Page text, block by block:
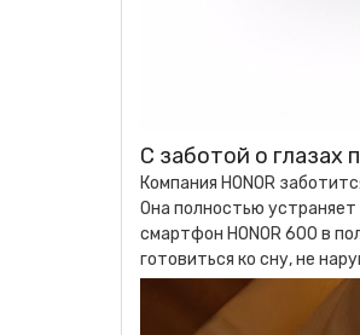
С заботой о глазах
Компания HONOR
Она полностью
смартфон HONOR 600 в
готовиться ко сну, не